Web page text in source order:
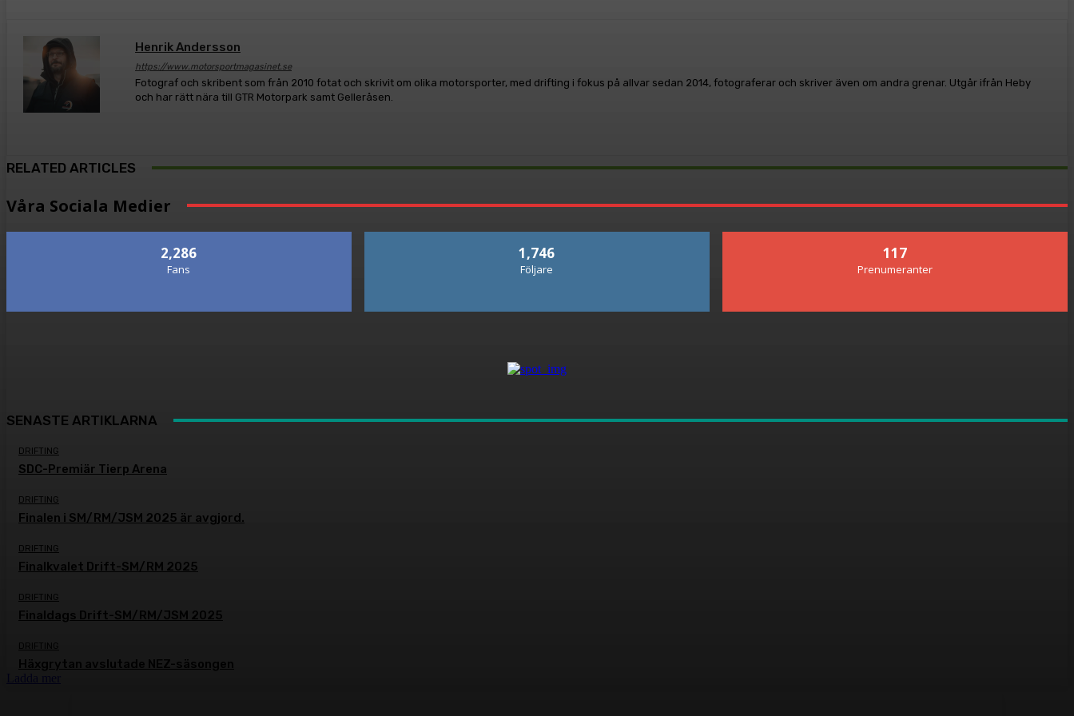
Henrik Andersson
https://www.motorsportmagasinet.se
Fotograf och skribent som från 2010 fotat och skrivit om olika motorsporter, med drifting i fokus på allvar sedan 2014, fotograferar och skriver även om andra grenar. Utgår ifrån Heby
och har rätt nära till GTR Motorpark samt Gelleråsen.
RELATED ARTICLES
Våra Sociala Medier
2,286
Fans
1,746
Följare
117
Prenumeranter
SENASTE ARTIKLARNA
DRIFTING
SDC-Premiär Tierp Arena
DRIFTING
Finalen i SM/RM/JSM 2025 är avgjord.
DRIFTING
Finalkvalet Drift-SM/RM 2025
DRIFTING
Finaldags Drift-SM/RM/JSM 2025
DRIFTING
Häxgrytan avslutade NEZ-säsongen